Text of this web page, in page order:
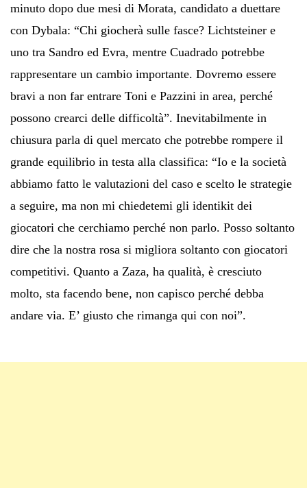
minuto dopo due mesi di Morata, candidato a duettare
con Dybala: “Chi giocherà sulle fasce? Lichtsteiner e
uno tra Sandro ed Evra, mentre Cuadrado potrebbe
rappresentare un cambio importante. Dovremo essere
bravi a non far entrare Toni e Pazzini in area, perché
possono crearci delle difficoltà”. Inevitabilmente in
chiusura parla di quel mercato che potrebbe rompere il
grande equilibrio in testa alla classifica: “Io e la società
abbiamo fatto le valutazioni del caso e scelto le strategie
a seguire, ma non mi chiedetemi gli identikit dei
giocatori che cerchiamo perché non parlo. Posso soltanto
dire che la nostra rosa si migliora soltanto con giocatori
competitivi. Quanto a Zaza, ha qualità, è cresciuto
molto, sta facendo bene, non capisco perché debba
andare via. E’ giusto che rimanga qui con noi”.